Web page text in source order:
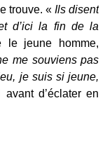
trouve. « Ils disent
d’ici la fin de la
le jeune homme,
me souviens pas
je suis si jeune,
d’éclater en